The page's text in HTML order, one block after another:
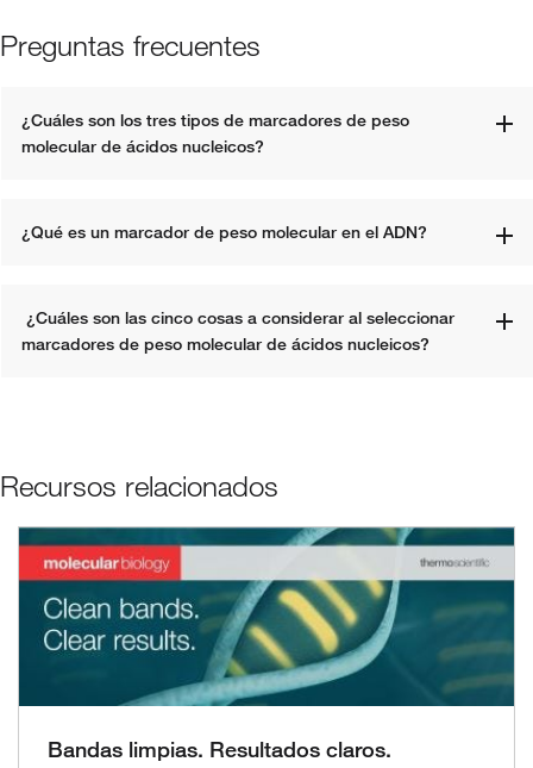
Preguntas frecuentes
¿Cuáles son los tres tipos de marcadores de peso
¿Qué es un marcador de peso molecular en el ADN?
¿Cuáles son las cinco cosas a considerar al seleccionar
marcadores de peso molecular de ácidos nucleicos?
Recursos relacionados
Bandas limpias. Resultados claros.